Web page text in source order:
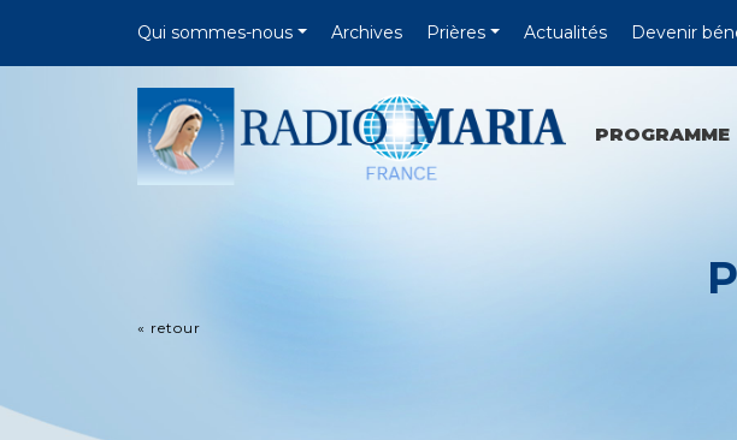
Qui sommes-nous Archives Prières Actualités Devenir
PROGRAMME
« retour